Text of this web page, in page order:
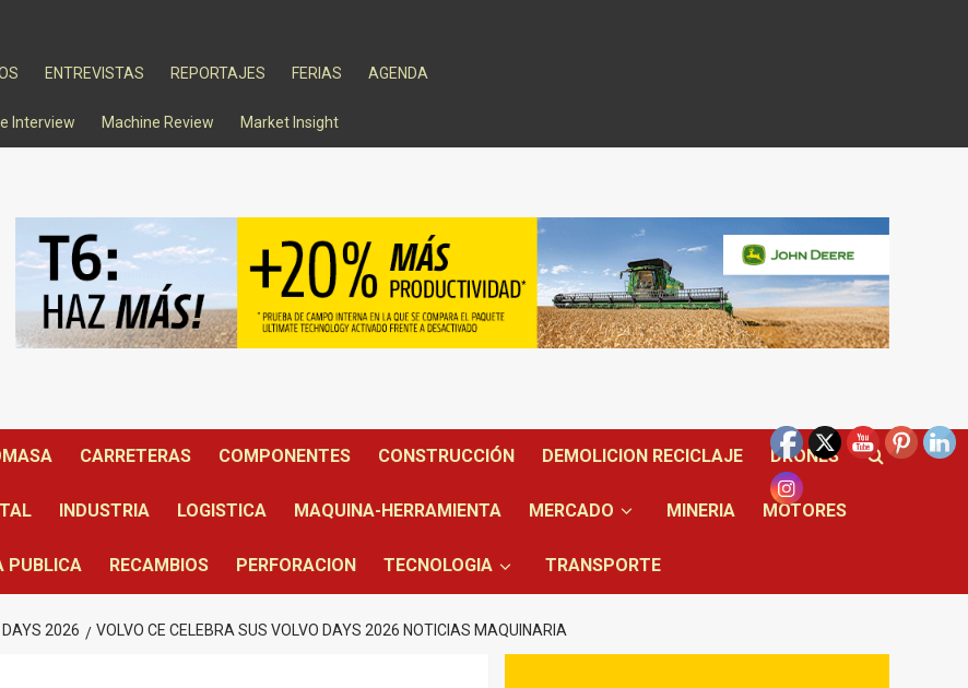
ENTREVISTAS REPORTAJES FERIAS AGENDA
Interview Machine Review Market Insight
CARRETERAS COMPONENTES CONSTRUCCIÓN DEMOLICION RECICLAJE DRONES
INDUSTRIA LOGISTICA MAQUINA-HERRAMIENTA MERCADO MINERIA MOTORES
PUBLICA RECAMBIOS PERFORACION TECNOLOGIA TRANSPORTE
DAYS 2026 VOLVO CE CELEBRA SUS VOLVO DAYS 2026 NOTICIAS MAQUINARIA